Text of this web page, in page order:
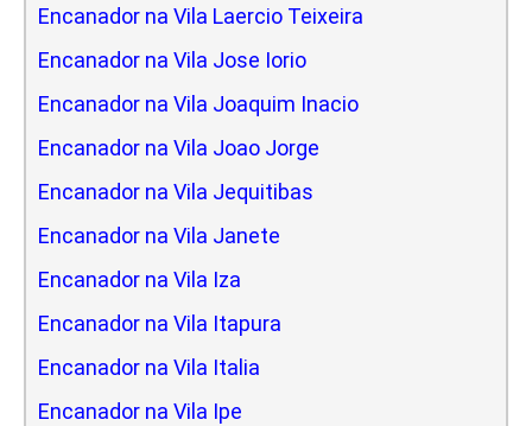
Encanador na Vila Laercio Teixeira
Encanador na Vila Jose Iorio
Encanador na Vila Joaquim Inacio
Encanador na Vila Joao Jorge
Encanador na Vila Jequitibas
Encanador na Vila Janete
Encanador na Vila Iza
Encanador na Vila Itapura
Encanador na Vila Italia
Encanador na Vila Ipe